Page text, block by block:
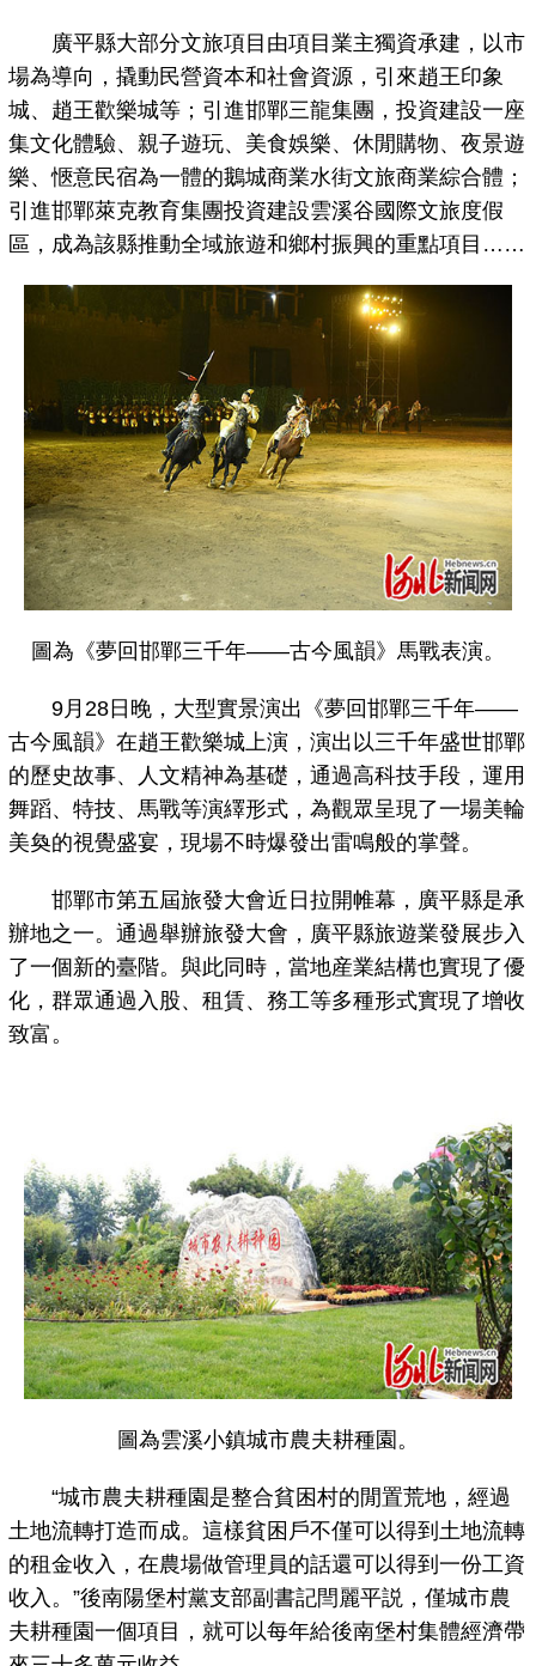
廣平縣大部分文旅項目由項目業主獨資承建，以市
場為導向，撬動民營資本和社會資源，引來趙王印象
城、趙王歡樂城等；引進邯鄲三龍集團，投資建設一座
集文化體驗、親子遊玩、美食娛樂、休閒購物、夜景遊
樂、愜意民宿為一體的鵝城商業水街文旅商業綜合體；
引進邯鄲萊克教育集團投資建設雲溪谷國際文旅度假
區，成為該縣推動全域旅遊和鄉村振興的重點項目……
圖為《夢回邯鄲三千年——古今風韻》馬戰表演。
9月28日晚，大型實景演出《夢回邯鄲三千年——
古今風韻》在趙王歡樂城上演，演出以三千年盛世邯鄲
的歷史故事、人文精神為基礎，通過高科技手段，運用
舞蹈、特技、馬戰等演繹形式，為觀眾呈現了一場美輪
美奐的視覺盛宴，現場不時爆發出雷鳴般的掌聲。
邯鄲市第五屆旅發大會近日拉開帷幕，廣平縣是承
辦地之一。通過舉辦旅發大會，廣平縣旅遊業發展步入
了一個新的臺階。與此同時，當地産業結構也實現了優
化，群眾通過入股、租賃、務工等多種形式實現了增收
致富。
圖為雲溪小鎮城市農夫耕種園。
“城市農夫耕種園是整合貧困村的閒置荒地，經過
土地流轉打造而成。這樣貧困戶不僅可以得到土地流轉
的租金收入，在農場做管理員的話還可以得到一份工資
收入。”後南陽堡村黨支部副書記閆麗平説，僅城市農
夫耕種園一個項目，就可以每年給後南堡村集體經濟帶